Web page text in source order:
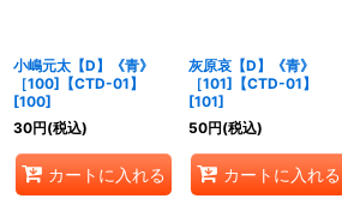
小嶋元太【D】《青》
［100]【CTD-01】
[100]
30円(税込)
カートに入れる
灰原哀【D】《青》
［101]【CTD-01】
[101]
50円(税込)
カートに入れる